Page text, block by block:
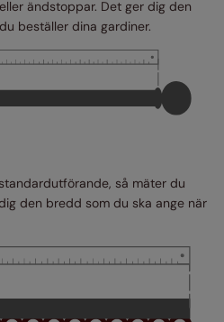
ändstoppar. Det ger dig den
beställer dina gardiner.
så mäter du
den bredd som du ska ange när